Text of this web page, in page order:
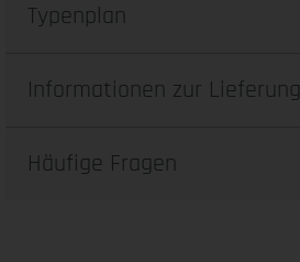
Typenplan
Informationen zur Lieferung
Häufige Fragen